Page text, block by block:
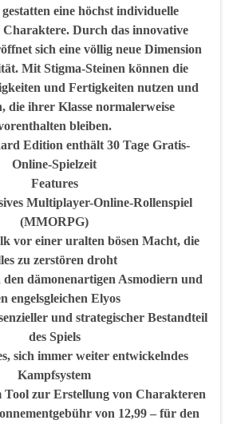
gestatten eine höchst individuelle
Charaktere. Durch das innovative
sich eine völlig neue Dimension
Mit Stigma-Steinen können die
und Fertigkeiten nutzen und
die ihrer Klasse normalerweise
bleiben.
Edition enthält 30 Tage Gratis-
Online-Spielzeit
Features
Multiplayer-Online-Rollenspiel
(MMORPG)
vor einer uralten bösen Macht, die
zu zerstören droht
den dämonenartigen Asmodiern und
engelsgleichen Elyos
und strategischer Bestandteil
des Spiels
sich immer weiter entwickelndes
Kampfsystem
Tool zur Erstellung von Charakteren
von 12,99 – für den